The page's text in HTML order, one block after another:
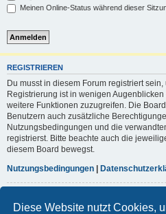
Diese Website nutzt Cookies,
Meinen Online-Status während dieser
REGISTRIEREN
Du musst in diesem Forum registriert
Registrierung ist in wenigen
weitere Funktionen zuzugreifen. Die
Benutzern auch zusätzliche
Nutzungsbedingungen und die
registrierst. Bitte beachte auch die
diesem Board bewegst.
Nutzungsbedingungen